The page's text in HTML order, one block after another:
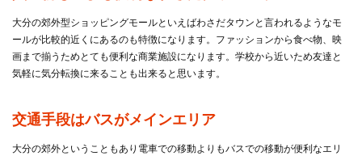
大分の郊外型ショッピングモールといえばわさだタウンと言われるようなモ
ールが比較的近くにあるのも特徴になります。ファッションから食べ物、映
画まで揃うためとても便利な商業施設になります。学校から近いため友達と
気軽に気分転換に来ることも出来ると思います。
交通手段はバスがメインエリア
大分の郊外ということもあり電車での移動よりもバスでの移動が便利なエリ